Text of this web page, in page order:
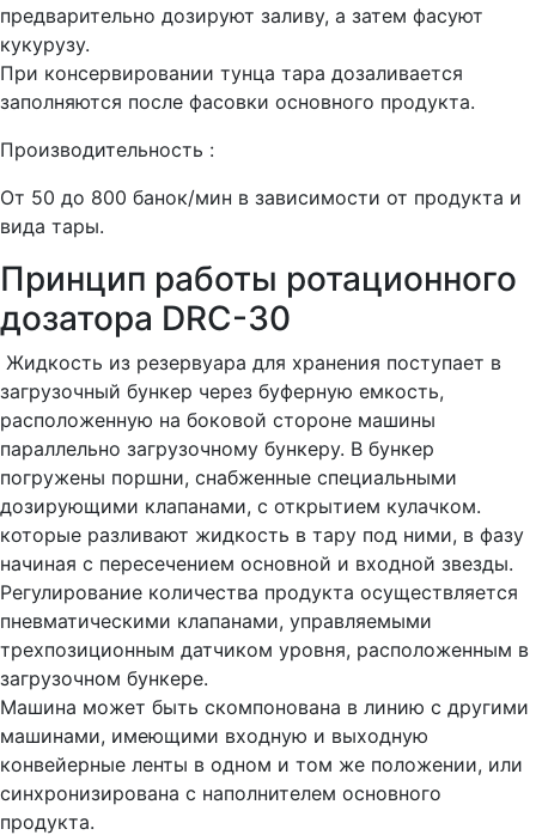
предварительно дозируют заливу, а затем фасуют
кукурузу.
При консервировании тунца тара дозаливается
заполняются после фасовки основного продукта.
Производительность :
От 50 до 800 банок/мин в зависимости от продукта и
вида тары.
Принцип работы ротационного
дозатора DRC-30
Жидкость из резервуара для хранения поступает в
загрузочный бункер через буферную емкость,
расположенную на боковой стороне машины
параллельно загрузочному бункеру. В бункер
погружены поршни, снабженные специальными
дозирующими клапанами, с открытием кулачком.
которые разливают жидкость в тару под ними, в фазу
начиная с пересечением основной и входной звезды.
Регулирование количества продукта осуществляется
пневматическими клапанами, управляемыми
трехпозиционным датчиком уровня, расположенным в
загрузочном бункере.
Машина может быть скомпонована в линию с другими
машинами, имеющими входную и выходную
конвейерные ленты в одном и том же положении, или
синхронизирована с наполнителем основного
продукта.